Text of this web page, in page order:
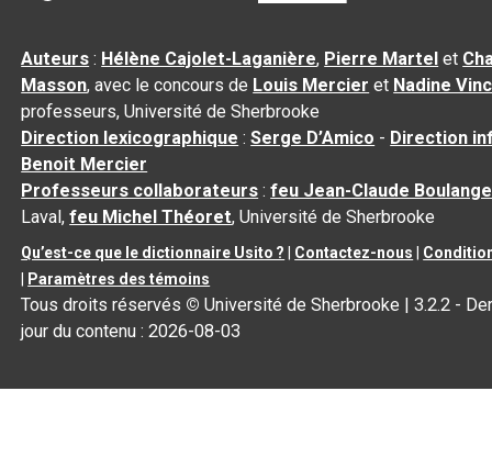
Auteurs : Hélène Cajolet-Laganière, Pierre Martel et
Masson, avec le concours de Louis Mercier et Nadine
professeurs, Université de Sherbrooke
Direction lexicographique :Serge D’Amico - Direction
Benoit Mercier
Professeurs collaborateurs :feu Jean-Claude
Laval,feu Michel Théoret, Université de Sherbrooke
Qu’est-ce que le dictionnaire Usito ? Contactez-nous
Paramètres des témoins
Tous droits réservés © Université de Sherbrooke |3.2.2 -
jour du contenu :2026-08-03